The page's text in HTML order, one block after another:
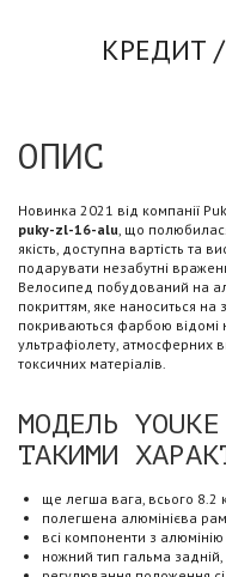
КРЕДИТ
ОПИС
Новинка 2021 від компанії
puky-zl-16-alu , що
якість, доступна вартість та
подарувати незабутні
Велосипед побудований на
покриттям, яке наноситься на
покриваються фарбою відомі
ультрафіолету, атмосферних
токсичних матеріалів.
МОДЕЛЬ
ТАКИМИ
ще легша вага, всього 8.2
полегшена алюмінієва
всі компоненти з
ножний тип гальма